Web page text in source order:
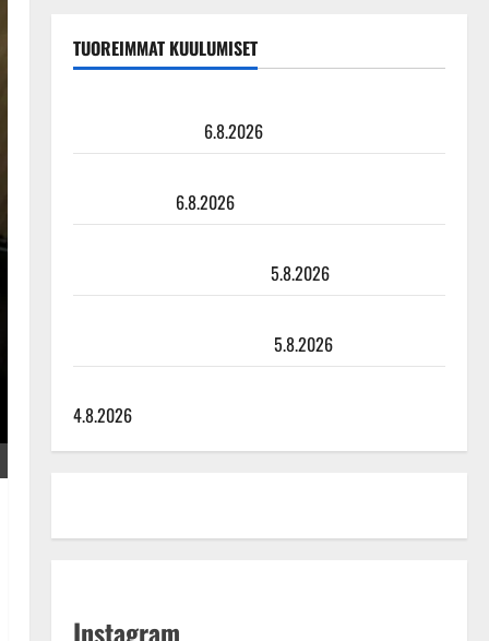
TUOREIMMAT KUULUMISET
6.8.2026
6.8.2026
5.8.2026
5.8.2026
4.8.2026
Instagram